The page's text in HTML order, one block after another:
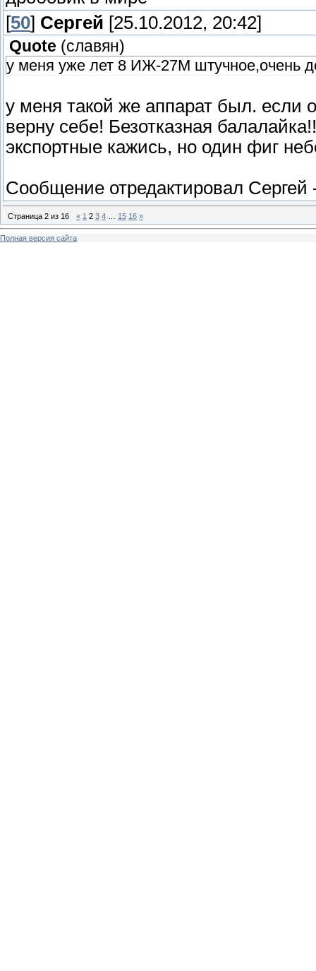
[50] Сергей [25.10.2012, 20:42]
Quote (славян)
у меня уже лет 8 ИЖ-27М штучное,очень
у меня такой же аппарат был. если
верну себе! Безотказная
экспортные кажись, но один фиг
Сообщение отредактировал Сергей
Страница 2 из 16 « 1 2 3 4 15 16 »
Полная версия сайта